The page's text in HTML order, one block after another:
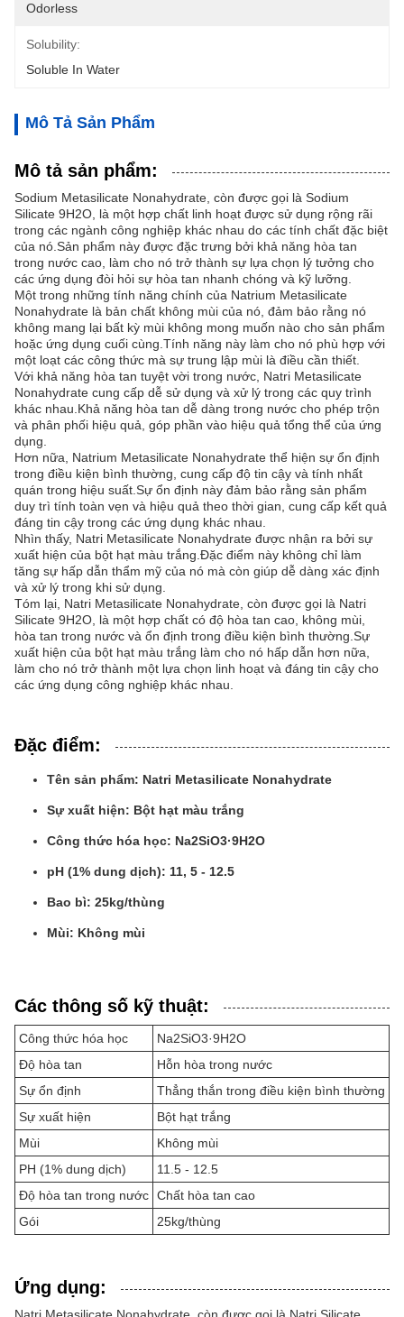
Odorless
Solubility:
Soluble In Water
Mô Tả Sản Phẩm
Mô tả sản phẩm:
Sodium Metasilicate Nonahydrate, còn được gọi là Sodium
Silicate 9H2O, là một hợp chất linh hoạt được sử dụng rộng rãi
trong các ngành công nghiệp khác nhau do các tính chất đặc biệt
của nó.Sản phẩm này được đặc trưng bởi khả năng hòa tan
trong nước cao, làm cho nó trở thành sự lựa chọn lý tưởng cho
các ứng dụng đòi hỏi sự hòa tan nhanh chóng và kỹ lưỡng.
Một trong những tính năng chính của Natrium Metasilicate
Nonahydrate là bản chất không mùi của nó, đảm bảo rằng nó
không mang lại bất kỳ mùi không mong muốn nào cho sản phẩm
hoặc ứng dụng cuối cùng.Tính năng này làm cho nó phù hợp với
một loạt các công thức mà sự trung lập mùi là điều cần thiết.
Với khả năng hòa tan tuyệt vời trong nước, Natri Metasilicate
Nonahydrate cung cấp dễ sử dụng và xử lý trong các quy trình
khác nhau.Khả năng hòa tan dễ dàng trong nước cho phép trộn
và phân phối hiệu quả, góp phần vào hiệu quả tổng thể của ứng
dụng.
Hơn nữa, Natrium Metasilicate Nonahydrate thể hiện sự ổn định
trong điều kiện bình thường, cung cấp độ tin cậy và tính nhất
quán trong hiệu suất.Sự ổn định này đảm bảo rằng sản phẩm
duy trì tính toàn vẹn và hiệu quả theo thời gian, cung cấp kết quả
đáng tin cậy trong các ứng dụng khác nhau.
Nhìn thấy, Natri Metasilicate Nonahydrate được nhận ra bởi sự
xuất hiện của bột hạt màu trắng.Đặc điểm này không chỉ làm
tăng sự hấp dẫn thẩm mỹ của nó mà còn giúp dễ dàng xác định
và xử lý trong khi sử dụng.
Tóm lại, Natri Metasilicate Nonahydrate, còn được gọi là Natri
Silicate 9H2O, là một hợp chất có độ hòa tan cao, không mùi,
hòa tan trong nước và ổn định trong điều kiện bình thường.Sự
xuất hiện của bột hạt màu trắng làm cho nó hấp dẫn hơn nữa,
làm cho nó trở thành một lựa chọn linh hoạt và đáng tin cậy cho
các ứng dụng công nghiệp khác nhau.
Đặc điểm:
Tên sản phẩm: Natri Metasilicate Nonahydrate
Sự xuất hiện: Bột hạt màu trắng
Công thức hóa học: Na2SiO3·9H2O
pH (1% dung dịch): 11, 5 - 12.5
Bao bì: 25kg/thùng
Mùi: Không mùi
Các thông số kỹ thuật:
Công thức hóa học
Na2SiO3·9H2O
Độ hòa tan
Hỗn hòa trong nước
Sự ổn định
Thẳng thắn trong điều kiện bình thường
Sự xuất hiện
Bột hạt trắng
Mùi
Không mùi
PH (1% dung dịch)
11.5 - 12.5
Độ hòa tan trong nước Chất hòa tan cao
Gói
25kg/thùng
Ứng dụng: